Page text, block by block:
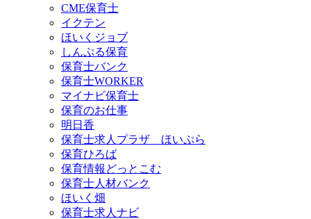
CME保育士
イクテン
ほいくジョブ
しんぷる保育
保育士バンク
保育士WORKER
マイナビ保育士
保育のお仕事
明日香
保育士求人プラザ ほいぷら
保育ひろば
保育情報どっとこむ
保育士人材バンク
ほいく畑
保育士求人ナビ